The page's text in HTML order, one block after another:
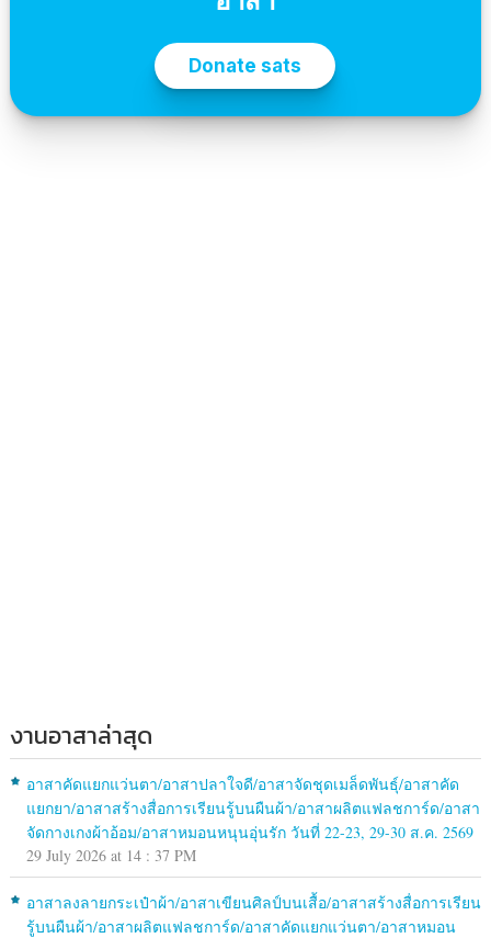
งานอาสาล่าสุด
อาสาคัดแยกแว่นตา/อาสาปลาใจดี/อาสาจัดชุดเมล็ดพันธุ์/อาสาคัด
แยกยา/อาสาสร้างสื่อการเรียนรู้บนผืนผ้า/อาสาผลิตแฟลชการ์ด/อาสา
จัดกางเกงผ้าอ้อม/อาสาหมอนหนุนอุ่นรัก วันที่ 22-23, 29-30 ส.ค. 2569
29 July 2026 at 14 : 37 PM
อาสาลงลายกระเป๋าผ้า/อาสาเขียนศิลป์บนเสื้อ/อาสาสร้างสื่อการเรียน
รู้บนผืนผ้า/อาสาผลิตแฟลชการ์ด/อาสาคัดแยกแว่นตา/อาสาหมอน